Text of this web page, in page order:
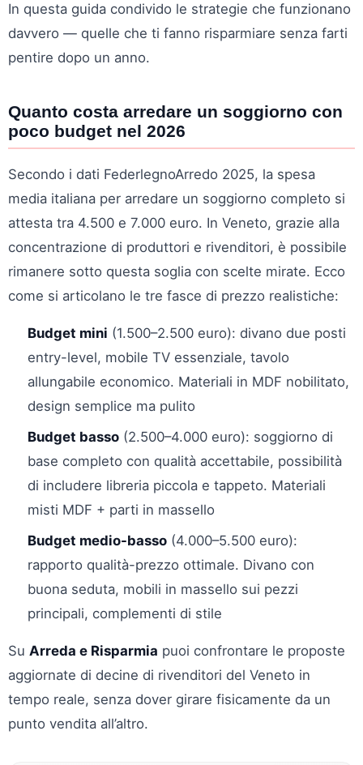
In questa guida condivido le strategie che funzionano
davvero — quelle che ti fanno risparmiare senza farti
pentire dopo un anno.
Quanto costa arredare un soggiorno con
poco budget nel 2026
Secondo i dati FederlegnoArredo 2025, la spesa
media italiana per arredare un soggiorno completo si
attesta tra 4.500 e 7.000 euro. In Veneto, grazie alla
concentrazione di produttori e rivenditori, è possibile
rimanere sotto questa soglia con scelte mirate. Ecco
come si articolano le tre fasce di prezzo realistiche:
Budget mini (1.500–2.500 euro): divano due posti
entry-level, mobile TV essenziale, tavolo
allungabile economico. Materiali in MDF nobilitato,
design semplice ma pulito
Budget basso (2.500–4.000 euro): soggiorno di
base completo con qualità accettabile, possibilità
di includere libreria piccola e tappeto. Materiali
misti MDF + parti in massello
Budget medio-basso (4.000–5.500 euro):
rapporto qualità-prezzo ottimale. Divano con
buona seduta, mobili in massello sui pezzi
principali, complementi di stile
Su Arreda e Risparmia puoi confrontare le proposte
aggiornate di decine di rivenditori del Veneto in
tempo reale, senza dover girare fisicamente da un
punto vendita all’altro.